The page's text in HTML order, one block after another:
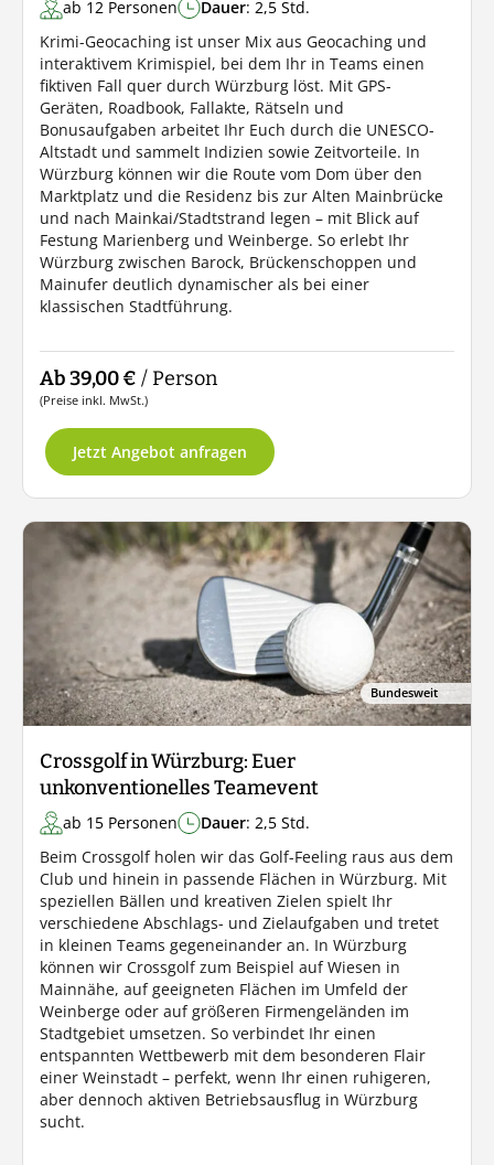
ab 12 Personen Dauer: 2,5 Std.
Krimi-Geocaching ist unser Mix aus Geocaching und
interaktivem Krimispiel, bei dem Ihr in Teams einen
fiktiven Fall quer durch Würzburg löst. Mit GPS-
Geräten, Roadbook, Fallakte, Rätseln und
Bonusaufgaben arbeitet Ihr Euch durch die UNESCO-
Altstadt und sammelt Indizien sowie Zeitvorteile. In
Würzburg können wir die Route vom Dom über den
Marktplatz und die Residenz bis zur Alten Mainbrücke
und nach Mainkai/Stadtstrand legen – mit Blick auf
Festung Marienberg und Weinberge. So erlebt Ihr
Würzburg zwischen Barock, Brückenschoppen und
Mainufer deutlich dynamischer als bei einer
klassischen Stadtführung.
Ab 39,00 € / Person
(Preise inkl. MwSt.)
Jetzt Angebot anfragen
Bundesweit
Crossgolf in Würzburg: Euer
unkonventionelles Teamevent
ab 15 Personen Dauer: 2,5 Std.
Beim Crossgolf holen wir das Golf-Feeling raus aus dem
Club und hinein in passende Flächen in Würzburg. Mit
speziellen Bällen und kreativen Zielen spielt Ihr
verschiedene Abschlags- und Zielaufgaben und tretet
in kleinen Teams gegeneinander an. In Würzburg
können wir Crossgolf zum Beispiel auf Wiesen in
Mainnähe, auf geeigneten Flächen im Umfeld der
Weinberge oder auf größeren Firmengeländen im
Stadtgebiet umsetzen. So verbindet Ihr einen
entspannten Wettbewerb mit dem besonderen Flair
einer Weinstadt – perfekt, wenn Ihr einen ruhigeren,
aber dennoch aktiven Betriebsausflug in Würzburg
sucht.